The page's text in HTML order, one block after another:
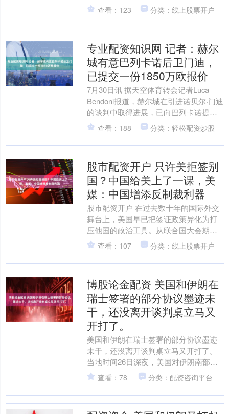
速启动一项全新的世界杯衍生商业项
目。 报道称，一....
查看：123 分类：线上股票开户
专业配资知识网 记者：赫尔
城有意巴列卡诺后卫门迪，
已提交一份1850万欧报价
7月30日讯 据天空体育转会记者Luca
Bendoni报道，赫尔城在引进诺贝尔·门迪
的谈判中取得进展，已向巴列卡诺提交
一份1850万欧元的报价。 现年21岁的....
查看：188 分类：轻松配资炒股
股市配资开户 只许美拒签别
国？中国给美上了一课，美
媒：中国增添反制裁利器
股市配资开户 在过去数十年的国际外交
舞台上，美国早已把签证政策异化为打
压他国的政治工具。从联合国大会期间
拖延发展中国家代表的签证审批，到毫
无依据直接拒签他国官员....
查看：107 分类：线上股票开户
博股论金配资 美国和伊朗在
瑞士签署的部分协议墨迹未
干，还没离开谈判桌立马又
开打了。
美国和伊朗在瑞士签署的部分协议墨迹
未干，还没离开谈判桌立马又开打了。
当地时间26日深夜，美国对伊朗南部港
口城市锡里克进行了空袭，重点打击了
伊朗的导弹与无人机储....
查看：78 分类：配资咨询平台